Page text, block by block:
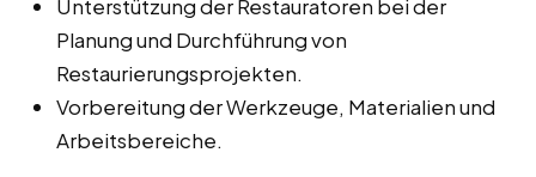
Unterstützung der Restauratoren bei der
Planung und Durchführung von
Restaurierungsprojekten.
Vorbereitung der Werkzeuge, Materialien und
Arbeitsbereiche.